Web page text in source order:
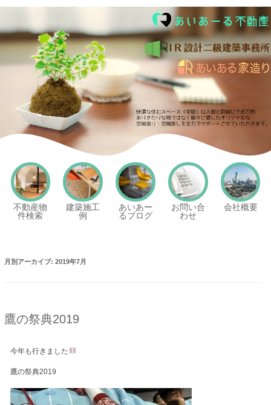
あいあーる不動産
不動産物
件検索
建築施工
例
あいあー
るブログ
お問い合
わせ
会社概要
月別アーカイブ: 2019年7月
鷹の祭典2019
今年も行きました
鷹の祭典2019